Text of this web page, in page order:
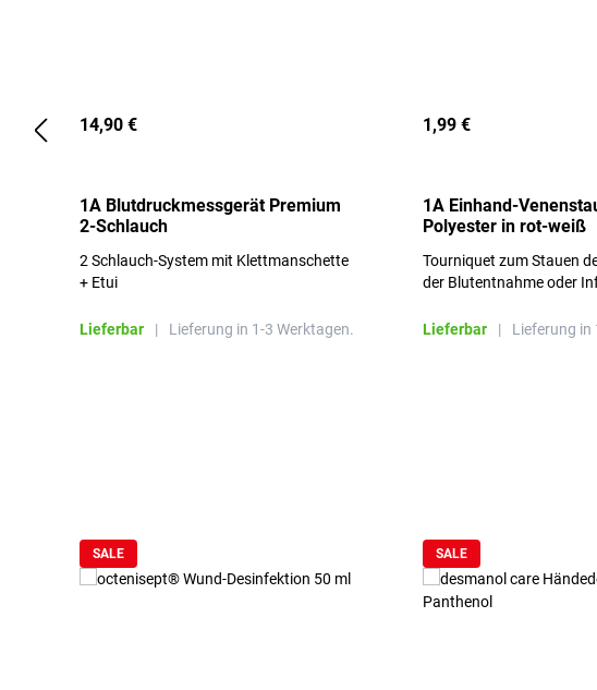
14,90 €
1A Blutdruckmessgerät Premium
2-Schlauch
2 Schlauch-System mit Klettmanschette
+ Etui
Lieferbar | Lieferung in 1-3 Werktagen.
1,99 €
1A Einhand-
Polyester in rot-weiß
Tourniquet zum Stauen
der Blutentnahme oder
Lieferbar | Lieferung in
SALE SALE